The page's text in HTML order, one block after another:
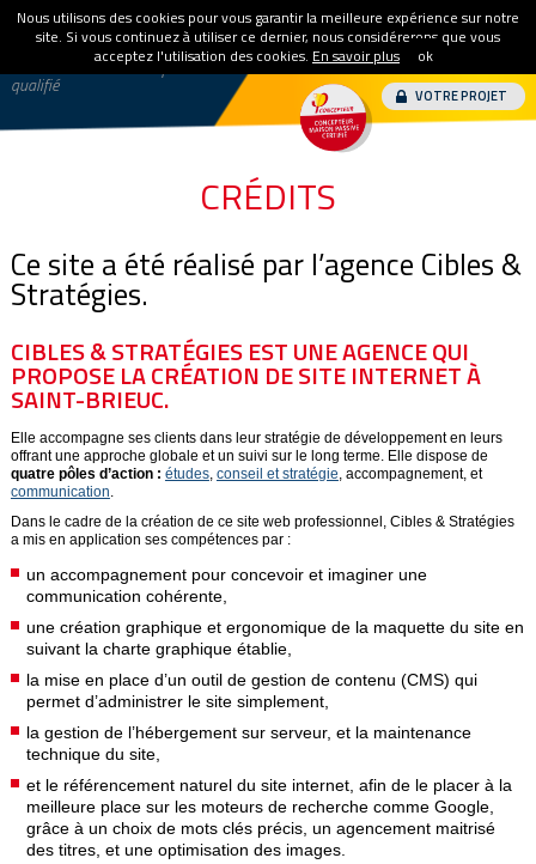
Maître d’œuvre - Concepteur
qualifié VOTRE PROJET
MENU
02 96 50 98 40
BÂTIMENTS POUR LES PROFESSIONNELS
ACTUALITÉS
CRÉDITS
Ce site a été réalisé par l’agence Cibles &
Stratégies​.
CIBLES & STRATÉGIES EST UNE AGENCE QUI
PROPOSE LA CRÉATION DE SITE INTERNET À
SAINT-BRIEUC.
Elle accompagne ses clients dans leur stratégie de développement en leurs
offrant une approche globale et un suivi sur le long terme. Elle dispose de
quatre pôles d’action : études, conseil et stratégie, accompagnement, et
communication.
Dans le cadre de la création de ce site web professionnel, Cibles & Stratégies
a mis en application ses compétences par :
un accompagnement pour concevoir et imaginer une
communication cohérente,
une création graphique et ergonomique de la maquette du site en
suivant la charte graphique établie,
la mise en place d’un outil de gestion de contenu (CMS) qui
permet d’administrer le site simplement,
la gestion de l’hébergement sur serveur, et la maintenance
technique du site,
et le référencement naturel du site internet, afin de le placer à la
meilleure place sur les moteurs de recherche comme Google,
grâce à un choix de mots clés précis, un agencement maitrisé
des titres, et une optimisation des images.
Nous utilisons des cookies pour vous garantir la meilleure expérience sur notre
site. Si vous continuez à utiliser ce dernier, nous considérerons que vous
acceptez l'utilisation des cookies. En savoir plus ok